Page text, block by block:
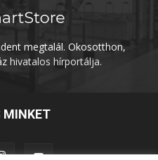
megtalál. Okosotthon,
hivatalos hírportálja.
MINKET